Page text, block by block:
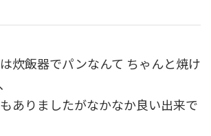
炊飯器でパンなんて ちゃんと焼け
ありましたがなかなか良い出来で